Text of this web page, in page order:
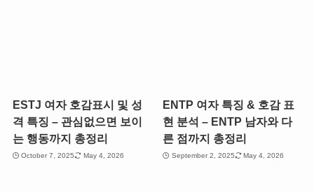
ESTJ 여자 호감표시 및 성
격 특징 – 관심없으면 보이
는 행동까지 총정리
October 7, 2025 May 4, 2026
ENTP 여자 특징 & 호감 표
현 분석 – ENTP 남자와 다
른 점까지 총정리
September 2, 2025 May 4, 2026